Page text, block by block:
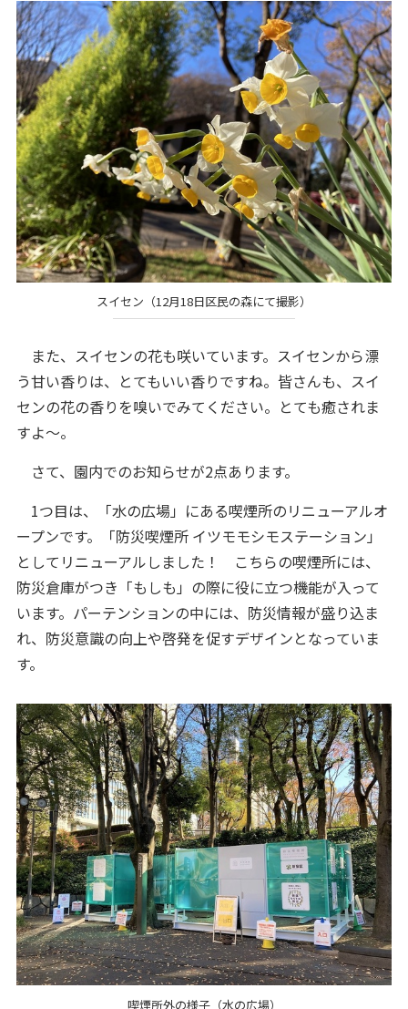
スイセン（12月18日区民の森にて撮影）
また、スイセンの花も咲いています。スイセンから漂
う甘い香りは、とてもいい香りですね。皆さんも、スイ
センの花の香りを嗅いでみてください。とても癒されま
すよ～。
さて、園内でのお知らせが2点あります。
1つ目は、「水の広場」にある喫煙所のリニューアルオ
ープンです。「防災喫煙所 イツモモシモステーション」
としてリニューアルしました！ こちらの喫煙所には、
防災倉庫がつき「もしも」の際に役に立つ機能が入って
います。パーテンションの中には、防災情報が盛り込ま
れ、防災意識の向上や啓発を促すデザインとなっていま
す。
喫煙所外の様子（水の広場）